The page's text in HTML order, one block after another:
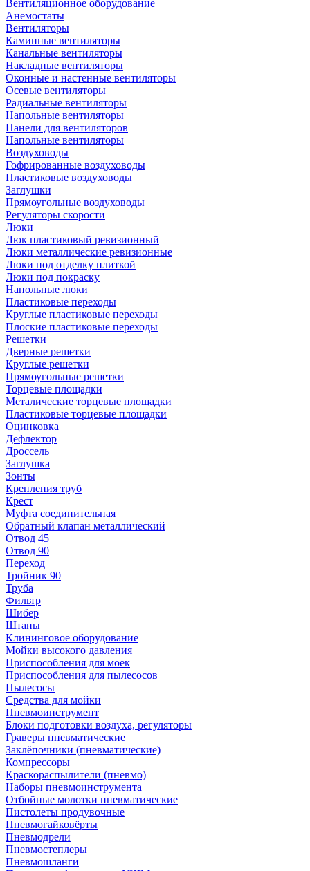
Вентиляционное оборудование
Анемостаты
Вентиляторы
Каминные вентиляторы
Канальные вентиляторы
Накладные вентиляторы
Оконные и настенные вентиляторы
Осевые вентиляторы
Радиальные вентиляторы
Напольные вентиляторы
Панели для вентиляторов
Напольные вентиляторы
Воздуховоды
Гофрированные воздуховоды
Пластиковые воздуховоды
Заглушки
Прямоугольные воздуховоды
Регуляторы скорости
Люки
Люк пластиковый ревизионный
Люки металлические ревизионные
Люки под отделку плиткой
Люки под покраску
Напольные люки
Пластиковые переходы
Круглые пластиковые переходы
Плоские пластиковые переходы
Решетки
Дверные решетки
Круглые решетки
Прямоугольные решетки
Торцевые площадки
Металические торцевые площадки
Пластиковые торцевые площадки
Оцинковка
Дефлектор
Дроссель
Заглушка
Зонты
Крепления труб
Крест
Муфта соединительная
Обратный клапан металлический
Отвод 45
Отвод 90
Переход
Тройник 90
Труба
Фильтр
Шибер
Штаны
Клининговое оборудование
Мойки высокого давления
Приспособления для моек
Приспособления для пылесосов
Пылесосы
Средства для мойки
Пневмоинструмент
Блоки подготовки воздуха, регуляторы
Граверы пневматические
Заклёпочники (пневматические)
Компрессоры
Краскораспылители (пневмо)
Наборы пневмоинструмента
Отбойные молотки пневматические
Пистолеты продувочные
Пневмогайковёрты
Пневмодрели
Пневмостеплеры
Пневмошланги